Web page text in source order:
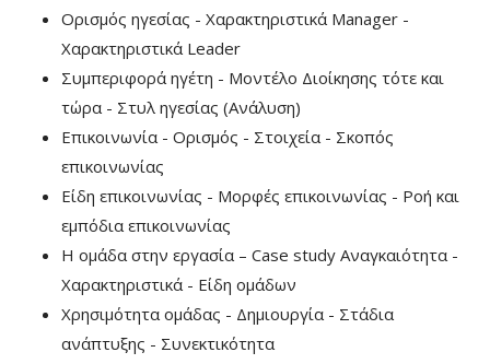
Ορισμός ηγεσίας - Χαρακτηριστικά Manager -
Χαρακτηριστικά Leader
Συμπεριφορά ηγέτη - Μοντέλο Διοίκησης τότε και
τώρα - Στυλ ηγεσίας (Ανάλυση)
Επικοινωνία - Ορισμός - Στοιχεία - Σκοπός
επικοινωνίας
Είδη επικοινωνίας - Μορφές επικοινωνίας - Ροή και
εμπόδια επικοινωνίας
Η ομάδα στην εργασία – Case study Αναγκαιότητα -
Χαρακτηριστικά - Είδη ομάδων
Χρησιμότητα ομάδας - Δημιουργία - Στάδια
ανάπτυξης - Συνεκτικότητα